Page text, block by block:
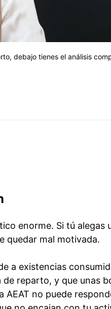
debajo tienes el análisis
enorme. Si tú alegas
quedar mal motivada.
a existencias
reparto, y que unas
AEAT no puede